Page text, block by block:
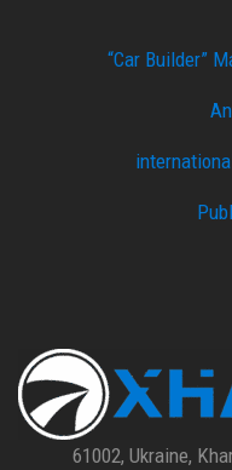
“Car Builder”
61002, Ukraine,